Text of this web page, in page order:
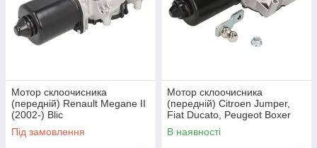
Мотор склоочисника
(передній) Renault Megane II
(2002-) Blic
Під замовлення
Мотор склоочисника
(передній) Citroen Jumper,
Fiat Ducato, Peugeot Boxer
(2006-) Blic
В наявності